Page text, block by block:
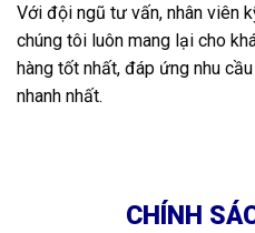
Với đội ngũ tư vấn, nhân viên
chúng tôi luôn mang lại cho
hàng tốt nhất, đáp ứng nhu
nhanh nhất.
CHÍNH